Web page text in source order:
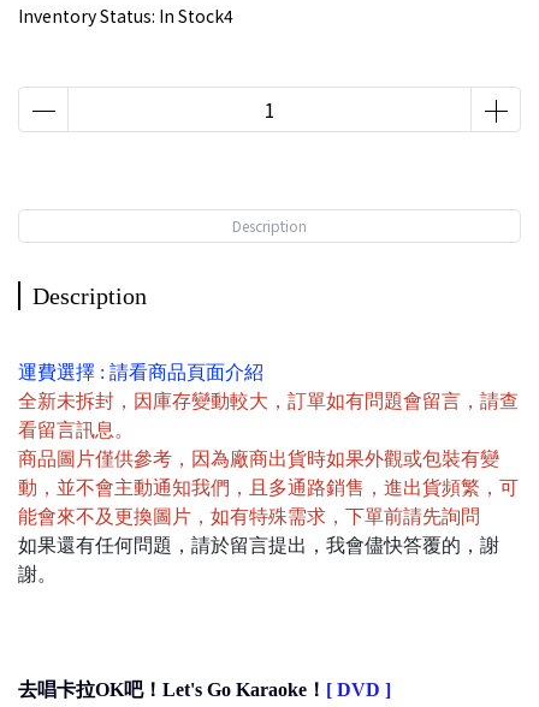
Inventory Status: In Stock4
Description
Description
運費選擇 : 請看商品頁面介紹
全新未拆封，因庫存變動較大，訂單如有問題會留言，請查
看留言訊息。
商品圖片僅供參考，因為廠商出貨時如果外觀或包裝有變
動，並不會主動通知我們，且多通路銷售，進出貨頻繁，可
能會來不及更換圖片，如有特殊需求，下單前請先詢問
如果還有任何問題，請於留言提出，我會儘快答覆的，謝
謝。
去唱卡拉OK吧！Let's Go Karaoke！ [ DVD ]